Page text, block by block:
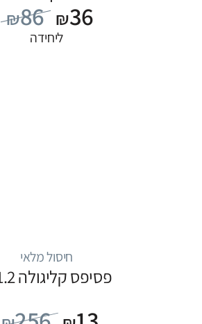
₪86 ₪36
ליחידה
חיסול מלאי
פסיפס קליגולה 1.2*5